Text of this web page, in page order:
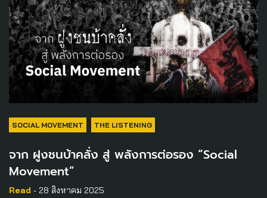
SOCIAL MOVEMENT THE LISTENING
จาก ฝูงชนบ้าคลั่ง สู่ พลังการต่อรอง “Social
Movement”
Read - 28 สิงหาคม 2025